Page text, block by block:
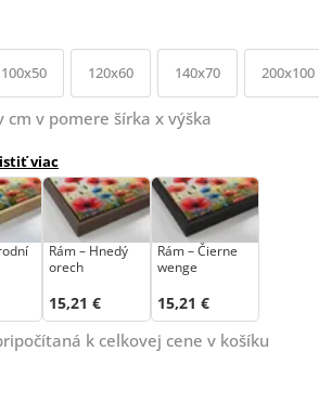
100x50 120x60 140x70 200x100
v pomere šírka x výška
viac
Rám – Hnedý
orech
15,21 €
Rám – Čierne
wenge
15,21 €
k celkovej cene v košíku